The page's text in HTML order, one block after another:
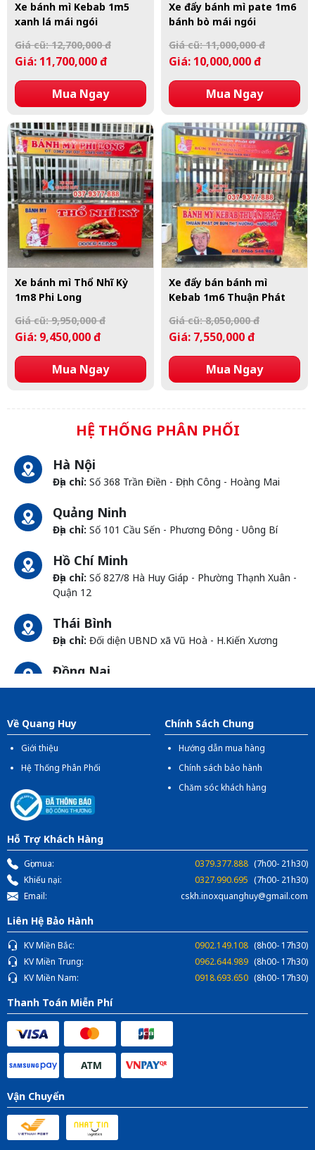
Xe bánh mì Kebab 1m5
xanh lá mái ngói
Giá cũ: 12,700,000 đ
Giá: 11,700,000 đ
Mua Ngay
Xe đẩy bánh mì pate 1m6
bánh bò mái ngói
Giá cũ: 11,000,000 đ
Giá: 10,000,000 đ
Mua Ngay
Xe bánh mì Thổ Nhĩ Kỳ
1m8 Phi Long
Giá cũ: 9,950,000 đ
Giá: 9,450,000 đ
Mua Ngay
Xe đẩy bán bánh mì
Kebab 1m6 Thuận Phát
Giá cũ: 8,050,000 đ
Giá: 7,550,000 đ
Mua Ngay
HỆ THỐNG PHÂN PHỐI
Hà Nội
Địa chỉ: Số 368 Trần Điền - Định Công - Hoàng Mai
Quảng Ninh
Địa chỉ: Số 101 Cầu Sến - Phương Đông - Uông Bí
Hồ Chí Minh
Địa chỉ: Số 827/8 Hà Huy Giáp - Phường Thạnh Xuân -
Quận 12
Thái Bình
Địa chỉ: Đối diện UBND xã Vũ Hoà - H.Kiến Xương
Đồng Nai
Địa chỉ:1066- QL 51 Tổ 3 - Ấp Đồng - Phước Tân -
Về Quang Huy
Giới thiệu
Hệ Thống Phân Phối
Chính Sách Chung
Hướng dẫn mua hàng
Chính sách bảo hành
Chăm sóc khách hàng
Hỗ Trợ Khách Hàng
Gọi mua: 0379.377.888 (7h00- 21h30)
Khiếu nại:
0327.990.695 (7h00- 21h30)
Email:
cskh.inoxquanghuy@gmail.com
Liên Hệ Bảo Hành
KV Miền Bắc: 0902.149.108 (8h00- 17h30)
KV Miền Trung:
0962.644.989 (8h00- 17h30)
KV Miền Nam:
0918.693.650 (8h00- 17h30)
Thanh Toán Miễn Phí
Vận Chuyển